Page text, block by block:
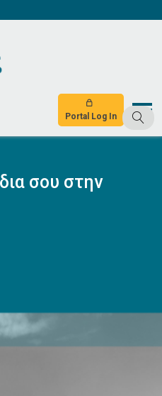
Portal Log In
σου στην